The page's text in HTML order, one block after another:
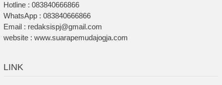
Hotline : 083840666866
WhatsApp : 083840666866
Email : redaksispj@gmail.com
website : www.suarapemudajogja.com
LINK